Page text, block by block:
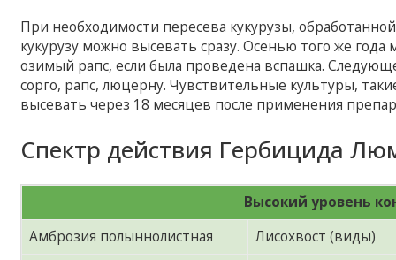
При необходимости пересева кукурузы,
кукурузу можно высевать сразу. Осенью того же
озимый рапс, если была проведена вспашка.
сорго, рапс, люцерну. Чувствительные культуры,
высевать через 18 месяцев после применения
Спектр действия Гербицида
Высокий уровень
Амброзия полыннолистная
Лисохвост (виды)